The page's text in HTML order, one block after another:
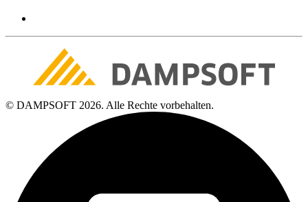
© DAMPSOFT 2026. Alle Rechte vorbehalten.